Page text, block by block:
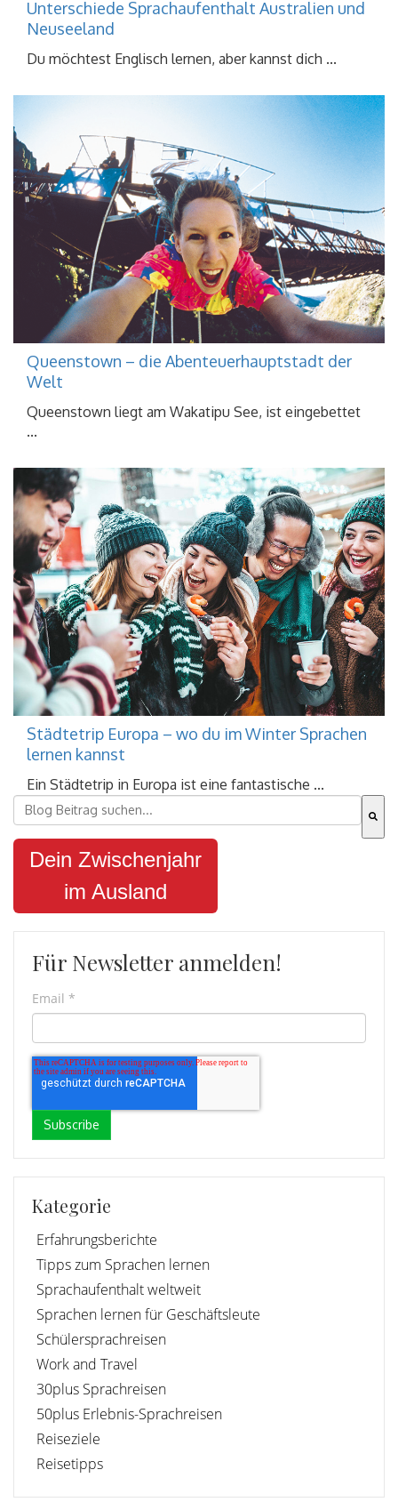
Unterschiede Sprachaufenthalt Australien und
Neuseeland
Du möchtest Englisch lernen, aber kannst dich ...
Queenstown – die Abenteuerhauptstadt der
Welt
Queenstown liegt am Wakatipu See, ist eingebettet
...
Städtetrip Europa – wo du im Winter Sprachen
lernen kannst
Ein Städtetrip in Europa ist eine fantastische ...
Dies ist ein Suchfeld mit einer automatischen
Es gibt keine Vorschläge, da das Suchfeld leer ist.
Dein Zwischenjahr
im Ausland
Für Newsletter anmelden!
Email *
Kategorie
Erfahrungsberichte
Tipps zum Sprachen lernen
Sprachaufenthalt weltweit
Sprachen lernen für Geschäftsleute
Schülersprachreisen
Work and Travel
30plus Sprachreisen
50plus Erlebnis-Sprachreisen
Reiseziele
Reisetipps